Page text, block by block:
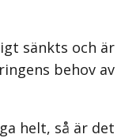
sänkts och är
behov av
helt, så är det